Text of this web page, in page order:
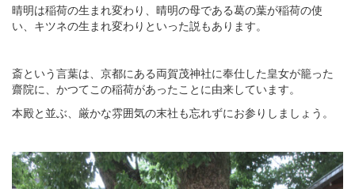
晴明は稲荷の生まれ変わり、晴明の母である葛の葉が稲荷の使
い、キツネの生まれ変わりといった説もあります。
斎という言葉は、京都にある両賀茂神社に奉仕した皇女が籠った
齋院に、かつてこの稲荷があったことに由来しています。
本殿と並ぶ、厳かな雰囲気の末社も忘れずにお参りしましょう。